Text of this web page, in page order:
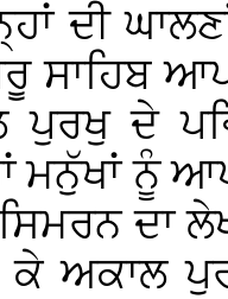
ਦੀ
ਸਾਹਿਬ
ਪੁਰਖੁ ਦੇ
ਮਨੁੱਖਾਂ ਨੂੰ
ਦਾ
ਅਕਾਲ